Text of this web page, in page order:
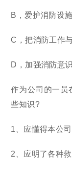
B，爱护消防设
C，把消防工作
D，加强消防意
作为公司的一员
些知识?
1、应懂得本公
2、应明了各种